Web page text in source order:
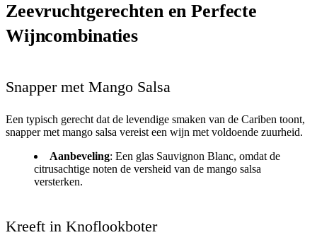
Zeevruchtgerechten en Perfecte
Wijncombinaties
Snapper met Mango Salsa
Een typisch gerecht dat de levendige smaken van de Cariben toont,
snapper met mango salsa vereist een wijn met voldoende zuurheid.
Aanbeveling: Een glas Sauvignon Blanc, omdat de
citrusachtige noten de versheid van de mango salsa
versterken.
Kreeft in Knoflookboter